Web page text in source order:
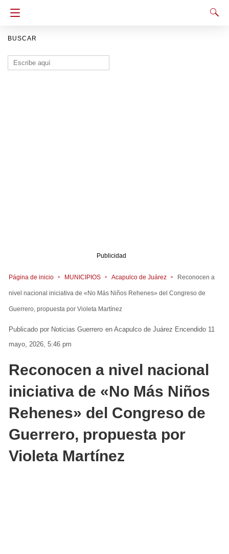
BUSCAR
Buscar:
Publicidad
Página de inicio MUNICIPIOS Acapulco de Juárez Reconocen a
nivel nacional iniciativa de «No Más Niños Rehenes» del Congreso de
Guerrero, propuesta por Violeta Martínez
Noticias Guerrero en Acapulco de Juárez Encendido 11
mayo, 2026, 5:46 pm
Reconocen a nivel nacional
iniciativa de «No Más Niños
Rehenes» del Congreso de
Guerrero, propuesta por
Violeta Martínez